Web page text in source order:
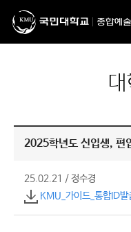
2025학년도 신입생, 편
25.02.21 /정수경
KMU_가이드_통합ID